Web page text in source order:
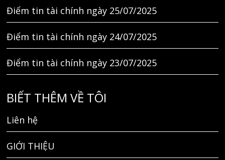
Điểm tin tài chính ngày 25/07/2025
Điểm tin tài chính ngày 24/07/2025
Điểm tin tài chính ngày 23/07/2025
BIẾT THÊM VỀ TÔI
Liên hệ
GIỚI THIỆU